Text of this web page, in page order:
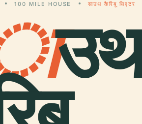
100 MILE HOUSE साउथ कैरिबू थिएटर
उथ